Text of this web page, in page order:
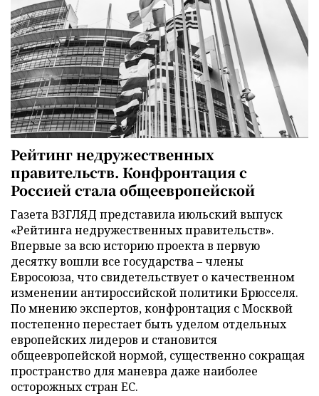
Рейтинг недружественных
правительств. Конфронтация с
Россией стала общеевропейской
Газета ВЗГЛЯД представила июльский выпуск
«Рейтинга недружественных правительств».
Впервые за всю историю проекта в первую
десятку вошли все государства – члены
Евросоюза, что свидетельствует о качественном
изменении антироссийской политики Брюсселя.
По мнению экспертов, конфронтация с Москвой
постепенно перестает быть уделом отдельных
европейских лидеров и становится
общеевропейской нормой, существенно сокращая
пространство для маневра даже наиболее
осторожных стран ЕС.